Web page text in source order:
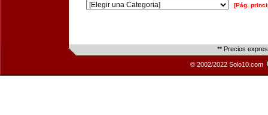
[Pág.
** Precios
© 2002/2022 Solo10.com